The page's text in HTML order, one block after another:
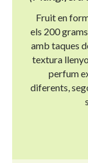
Fruit en
els 200
amb taques
textura
perfum
diferents,